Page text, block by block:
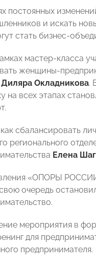
постоянных
и искать
стать бизнес-
мастер-класса
женщины-
Диляра Окладникова.
на всех этапах
сбалансировать
регионального
Елена
«ОПОРЫ
очередь
мероприятия в
для
предпринимателя.